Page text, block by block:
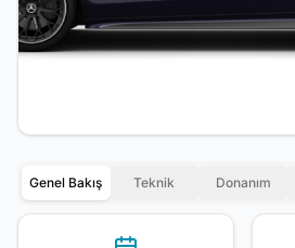
Genel Bakış Teknik Donanım